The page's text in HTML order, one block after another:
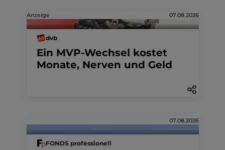
Anzeige 07.08.2026
dvb
Ein MVP-Wechsel kostet
Monate, Nerven und Geld
07.08.2026
FONDS professionell